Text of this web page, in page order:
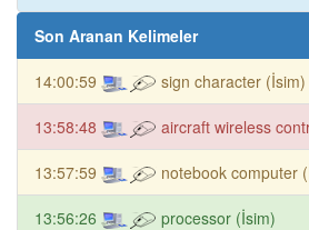
Son Aranan Kelimeler
14:00:59 sign character (İsim)
13:58:48 aircraft wireless
13:57:59 notebook computer
13:56:26 processor (İsim)